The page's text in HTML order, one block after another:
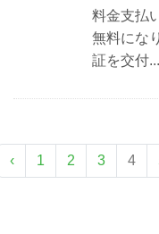
料金支払
無料にな
証を交付...
‹ 1 2 3 4